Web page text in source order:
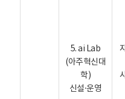
5. ai Lab
(아주혁신대
학)
신설·운영